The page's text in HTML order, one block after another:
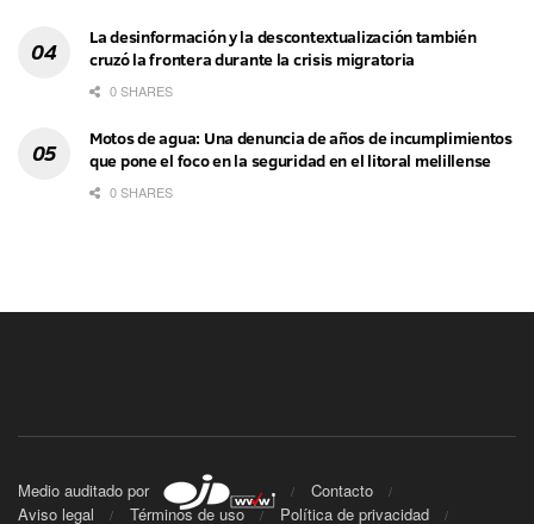
La desinformación y la descontextualización también
cruzó la frontera durante la crisis migratoria
0 SHARES
Motos de agua: Una denuncia de años de incumplimientos
que pone el foco en la seguridad en el litoral melillense
0 SHARES
Medio auditado por
Contacto
Aviso legal
Términos de uso Política de privacidad